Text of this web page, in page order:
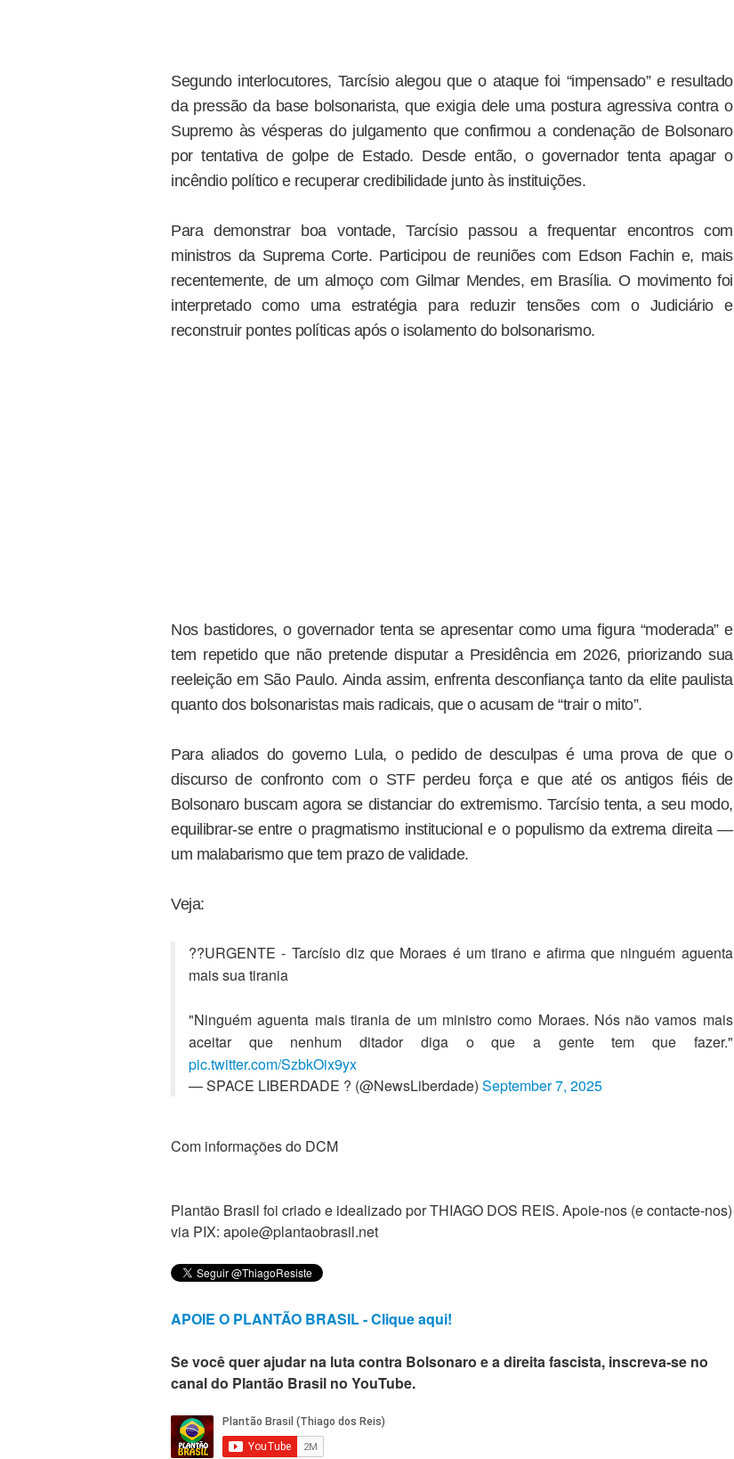
Segundo interlocutores, Tarcísio alegou que o ataque foi “impensado” e resultado
da pressão da base bolsonarista, que exigia dele uma postura agressiva contra o
Supremo às vésperas do julgamento que confirmou a condenação de Bolsonaro
por tentativa de golpe de Estado. Desde então, o governador tenta apagar o
incêndio político e recuperar credibilidade junto às instituições.
Para demonstrar boa vontade, Tarcísio passou a frequentar encontros com
ministros da Suprema Corte. Participou de reuniões com Edson Fachin e, mais
recentemente, de um almoço com Gilmar Mendes, em Brasília. O movimento foi
interpretado como uma estratégia para reduzir tensões com o Judiciário e
reconstruir pontes políticas após o isolamento do bolsonarismo.
Nos bastidores, o governador tenta se apresentar como uma figura “moderada” e
tem repetido que não pretende disputar a Presidência em 2026, priorizando sua
reeleição em São Paulo. Ainda assim, enfrenta desconfiança tanto da elite paulista
quanto dos bolsonaristas mais radicais, que o acusam de “trair o mito”.
Para aliados do governo Lula, o pedido de desculpas é uma prova de que o
discurso de confronto com o STF perdeu força e que até os antigos fiéis de
Bolsonaro buscam agora se distanciar do extremismo. Tarcísio tenta, a seu modo,
equilibrar-se entre o pragmatismo institucional e o populismo da extrema direita —
um malabarismo que tem prazo de validade.
Veja:
??URGENTE - Tarcísio diz que Moraes é um tirano e afirma que ninguém aguenta
mais sua tirania
"Ninguém aguenta mais tirania de um ministro como Moraes. Nós não vamos mais
aceitar que nenhum ditador diga o que a gente tem que fazer."
pic.twitter.com/SzbkOix9yx
— SPACE LIBERDADE ? (@NewsLiberdade) September 7, 2025
Com informações do DCM
Plantão Brasil foi criado e idealizado por THIAGO DOS REIS. Apoie-nos (e contacte-nos)
via PIX: apoie@plantaobrasil.net
APOIE O PLANTÃO BRASIL - Clique aqui!
Se você quer ajudar na luta contra Bolsonaro e a direita fascista, inscreva-se no
canal do Plantão Brasil no YouTube.